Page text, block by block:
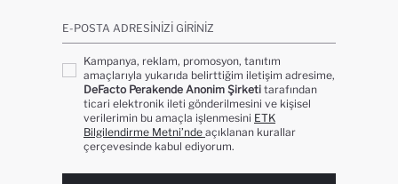
E-POSTA ADRESINIZI GIRINIZ
Kampanya, reklam, promosyon, tanıtım
amaçlarıyla yukarıda belirttiğim iletişim adresime,
DeFacto Perakende Anonim Şirketi tarafından
ticari elektronik ileti gönderilmesini ve kişisel
verilerimin bu amaçla işlenmesini ETK
Bilgilendirme Metni’nde açıklanan kurallar
çerçevesinde kabul ediyorum.